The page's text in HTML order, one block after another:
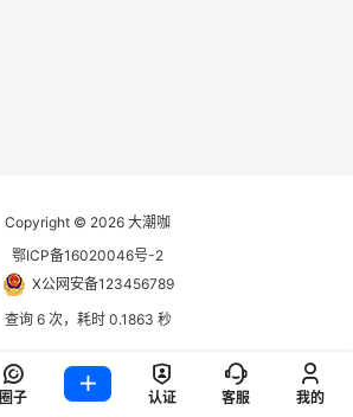
Copyright © 2026 大潮咖
鄂ICP备16020046号-2
X公网安备123456789
查询 6 次，耗时 0.1863 秒
圈子 认证 客服 我的